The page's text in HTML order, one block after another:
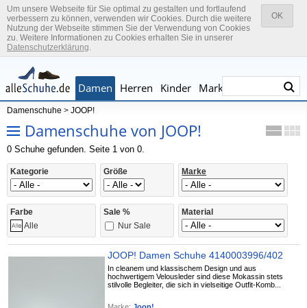
OK
Um unsere Webseite für Sie optimal zu gestalten und fortlaufend
verbessern zu können, verwenden wir Cookies. Durch die weitere
Nutzung der Webseite stimmen Sie der Verwendung von Cookies
zu. Weitere Informationen zu Cookies erhalten Sie in unserer
Datenschutzerklärung.
Damen Herren Kinder Marken
Damenschuhe > JOOP!
Damenschuhe von JOOP!
0 Schuhe gefunden. Seite 1 von 0.
Kategorie Größe Marke
Farbe
Alle
Sale %
Nur Sale
Material
JOOP! Damen Schuhe 4140003996/402
In cleanem und klassischem Design und aus
hochwertigem Velousleder sind diese Mokassin stets
stilvolle Begleiter, die sich in vielseitige Outfit-Komb...